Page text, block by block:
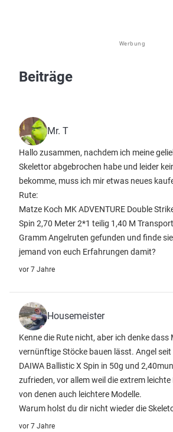
Werbung
Beiträge
Mr. T
Hallo zusammen, nachdem ich meine
Skelettor abgebrochen habe und leider
bekomme, muss ich mir etwas neues
Rute:
Matze Koch MK ADVENTURE Double
Spin 2,70 Meter 2*1 teilig 1,40 M
Gramm Angelruten gefunden und finde
jemand von euch Erfahrungen damit?
vor 7 Jahre
Housemeister
Kenne die Rute nicht, aber ich denke dass
vernünftige Stöcke bauen lässt. Angel
DAIWA Ballistic X Spin in 50g und
zufrieden, vor allem weil die extrem
von denen auch leichtere Modelle.
Warum holst du dir nicht wieder die
vor 7 Jahre